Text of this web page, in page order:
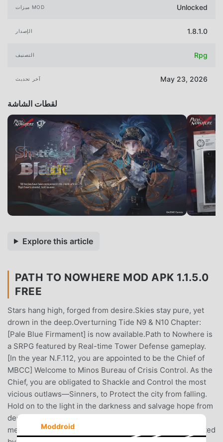
ميزات MOD Unlocked
الإصدار 1.8.1.0
التصنيف Rpg
آخر تحديث May 23, 2026
لقطات الشاشة
Explore this article
PATH TO NOWHERE MOD APK 1.1.5.0
FREE
Stars hang high, forged from desire.Skies stay pure, yet
drown in the deep.Overturning Tide N9 & N10 Chapter:
[Pale Blue Firmament] is now available.Path to Nowhere is
a SRPG featured by Real-time Tower Defense gameplay.
[In the year N.F.112, you are appointed to be the Chief of
MBCC] Welcome to Minos Bureau of Crisis Control. As the
Chief, you are obligated to Shackle and Control the most
vicious outlaws—Sinners, to Protect the city from falling.
Hold on to the light in the darkness and salvage hope from
despair. ▣ Survive the Nameless ApocalypseMysterious
meteorites make the beginning of the Apocalypse. Infected
Moddroid